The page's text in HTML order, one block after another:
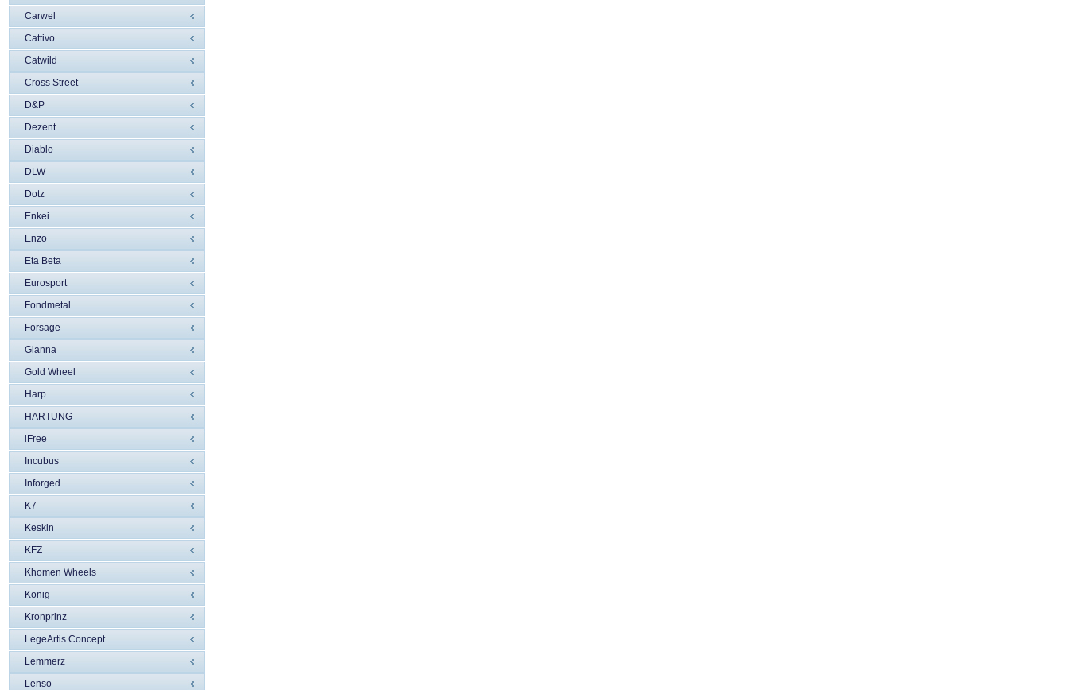
Carwel
Cattivo
Catwild
Cross Street
D&P
Dezent
Diablo
DLW
Dotz
Enkei
Enzo
Eta Beta
Eurosport
Fondmetal
Forsage
Gianna
Gold Wheel
Harp
HARTUNG
iFree
Incubus
Inforged
K7
Keskin
KFZ
Khomen Wheels
Konig
Kronprinz
LegeArtis Concept
Lemmerz
Lenso